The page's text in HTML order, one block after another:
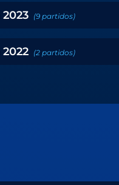
2023 (9 partidos)
2022 (2 partidos)